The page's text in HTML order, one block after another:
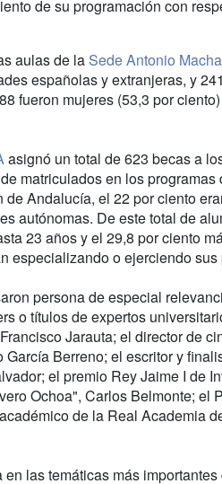
de su programación con
aulas de la Sede Antonio
españolas y extranjeras, y
fueron mujeres (53,3 por
asignó un total de 623 becas a
matriculados en los
Andalucía, el 22 por ciento
autónomas. De este total de
23 años y el 29,8 por ciento
especializando o ejerciendo sus
persona de especial
o títulos de expertos
Jarauta; el director de
Berreno; el escritor y
el premio Rey Jaime I de
Ochoa", Carlos Belmonte; el
de la Real Academia
en las temáticas más